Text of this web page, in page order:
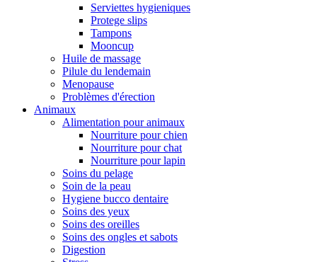
Serviettes hygieniques
Protege slips
Tampons
Mooncup
Huile de massage
Pilule du lendemain
Menopause
Problèmes d'érection
Animaux
Alimentation pour animaux
Nourriture pour chien
Nourriture pour chat
Nourriture pour lapin
Soins du pelage
Soin de la peau
Hygiene bucco dentaire
Soins des yeux
Soins des oreilles
Soins des ongles et sabots
Digestion